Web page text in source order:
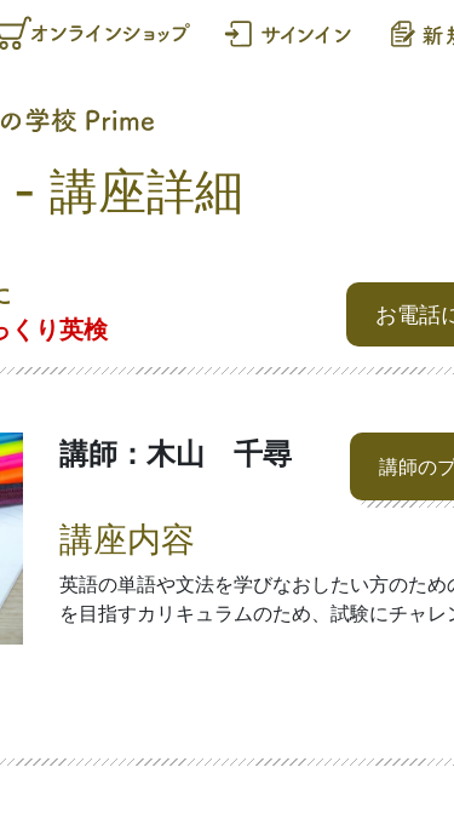
講座詳細
くり英検
お電話
講師：木山 千尋 講師の
講座内容
英語の単語や文法を学びなおしたい方のた
を目指すカリキュラムのため、試験にチャレ